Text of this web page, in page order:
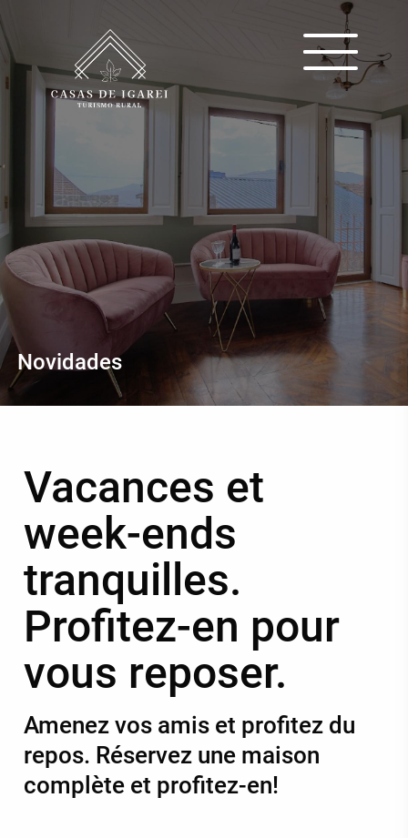
Novidades
Vacances et
week-ends
tranquilles.
Profitez-en pour
vous reposer.
Amenez vos amis et profitez du
repos. Réservez une maison
complète et profitez-en!